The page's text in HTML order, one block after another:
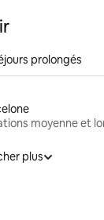
prolongés
plus